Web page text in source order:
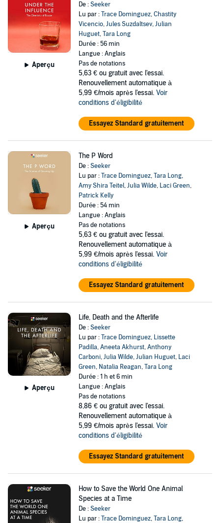
Aperçu
De :Seeker
Lu par :Trace Dominguez,Chastity
Vicencio,Jules Suzdaltsev,Julian
Huguet,Tara Long
Durée : 56 min
Langue : Anglais
Pas de notations
5,63 € ou gratuit avec l'essai.
Renouvellement automatique à
5,99 €/mois après l'essai. Voir
conditions d'éligibilité
Essayez Standard gratuitement
Aperçu
The P Word
De :Seeker
Lu par :Trace Dominguez,Tara Long,
Amy Shira Teitel,Julia Wilde, Laci Green,
Patrick Kelly
Durée : 54 min
Langue : Anglais
Pas de notations
5,63 € ou gratuit avec l'essai.
Renouvellement automatique à
5,99 €/mois après l'essai. Voir
conditions d'éligibilité
Essayez Standard gratuitement
Aperçu
Life, Death and the Afterlife
De :Seeker
Lu par :Trace Dominguez, Lissette
Padilla,Aneeta Akhurst,Anthony
Carboni,Julia Wilde,Julian Huguet, Laci
Green, Natalia Reagan,Tara Long
Durée : 1 h et 6 min
Langue : Anglais
Pas de notations
8,86 € ou gratuit avec l'essai.
Renouvellement automatique à
5,99 €/mois après l'essai. Voir
conditions d'éligibilité
Essayez Standard gratuitement
How to Save the World One Animal
Species at a Time
De :Seeker
Lu par :Trace Dominguez,Tara Long,